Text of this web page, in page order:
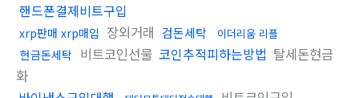
핸드폰결제비트구입
xrp판매 xrp매입 장외거래 검돈세탁 이더리움 리플
현금돈세탁 비트코인선물 코인추적피하는방법 탈세돈현금
화